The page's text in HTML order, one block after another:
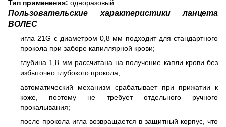
Тип применения: одноразовый.
Пользовательские характеристики ланцета
ВОЛЕС
игла 21G с диаметром 0,8 мм подходит для стандартного
прокола при заборе капиллярной крови;
глубина 1,8 мм рассчитана на получение капли крови без
избыточно глубокого прокола;
автоматический механизм срабатывает при прижатии к
коже, поэтому не требует отдельного ручного
прокалывания;
после прокола игла возвращается в защитный корпус, что